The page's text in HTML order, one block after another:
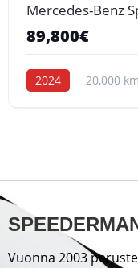
Mercedes-Benz
89,800€
2024 20,000 km
Vuonna 2003